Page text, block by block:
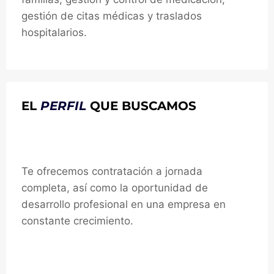
gestión de citas médicas y traslados
hospitalarios.
EL PERFIL QUE BUSCAMOS
Te ofrecemos contratación a jornada
completa, así como la oportunidad de
desarrollo profesional en una empresa en
constante crecimiento.